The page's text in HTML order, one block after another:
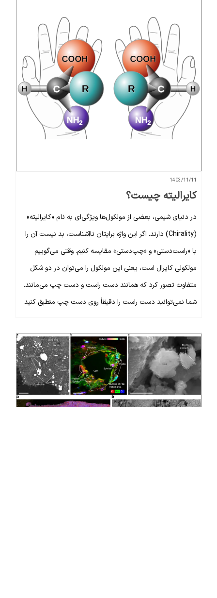
1403/11/11
کایرالیته چیست؟
در دنیای شیمی، بعضی از مولکول‌ها ویژگی‌ای به نام «کایرالیته»
(Chirality) دارند. اگر این واژه برایتان ناآشناست، بد نیست آن را
با «راست‌دستی» و «چپ‌دستی» مقایسه کنیم. وقتی می‌گوییم
مولکولی کایرال است، یعنی این مولکول را می‌توان در دو شکل
متفاوت تصور کرد که همانند دست راست و دست چپ می‌مانند.
شما نمی‌توانید دست راست را دقیقاً روی دست چپ منطبق کنید